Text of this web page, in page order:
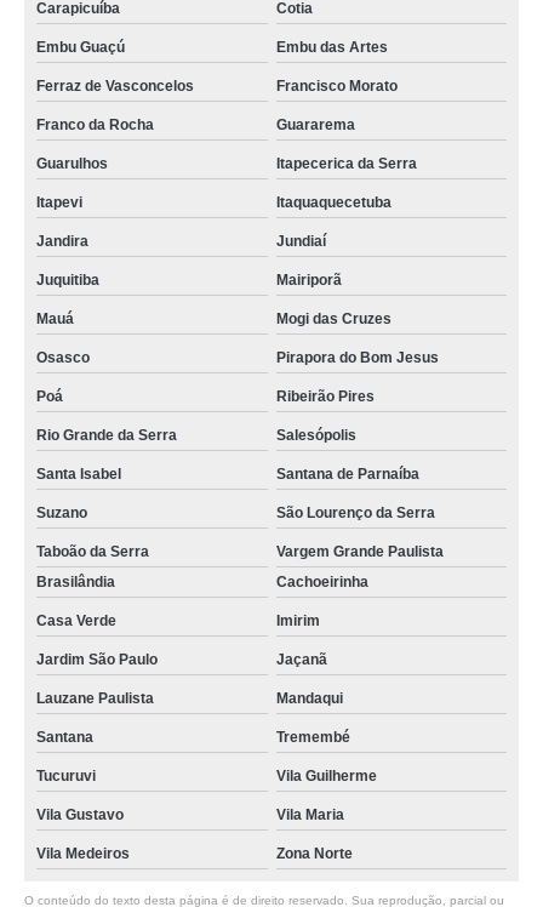
Carapicuíba Cotia
Embu Guaçú Embu das Artes
Ferraz de Vasconcelos Francisco Morato
Franco da Rocha Guararema
Guarulhos Itapecerica da Serra
Itapevi Itaquaquecetuba
Jandira Jundiaí
Juquitiba Mairiporã
Mauá Mogi das Cruzes
Osasco Pirapora do Bom Jesus
Poá Ribeirão Pires
Rio Grande da Serra Salesópolis
Santa Isabel Santana de Parnaíba
Suzano São Lourenço da Serra
Taboão da Serra
Vargem Grande Paulista
Brasilândia
Cachoeirinha
Casa Verde Imirim
Jardim São Paulo Jaçanã
Lauzane Paulista Mandaqui
Santana Tremembé
Tucuruvi Vila Guilherme
Vila Gustavo Vila Maria
Vila Medeiros Zona Norte
O conteúdo do texto desta página é de direito reservado. Sua reprodução, parcial ou